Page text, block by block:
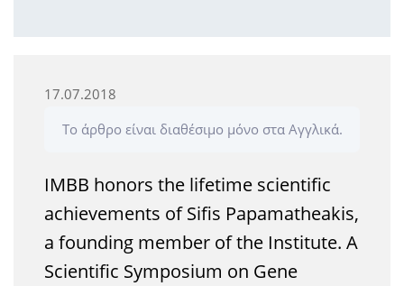
17.07.2018
Το άρθρο είναι διαθέσιμο μόνο στα Αγγλικά.
IMBB honors the lifetime scientific
achievements of Sifis Papamatheakis,
a founding member of the Institute. A
Scientific Symposium on Gene